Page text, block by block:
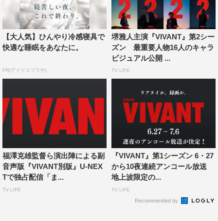
【大人気】ひんやり冷感寝具で
快適な睡眠をあなたに。
PR(アイリスプラザ)
堺雅人主演『VIVANT』第2シー
ズン 最重要人物16人のキャラ
ビジュアル公開 ...
TV LIFE
福澤克雄監督ら演出陣による副
音声版『VIVANT別版』U-NEX
Tで独占配信「ま...
TV LIFE
『VIVANT』第1シーズン 6・27
から10夜連続アンコール放送
地上波限定の...
TV LIFE
Recommended by